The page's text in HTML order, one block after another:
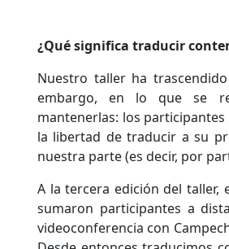
¿Qué significa traducir
Nuestro taller ha
embargo, en lo que se
mantenerlas: los
la libertad de traducir a su
nuestra parte (es decir, por
A la tercera edición del taller,
sumaron participantes a
videoconferencia con